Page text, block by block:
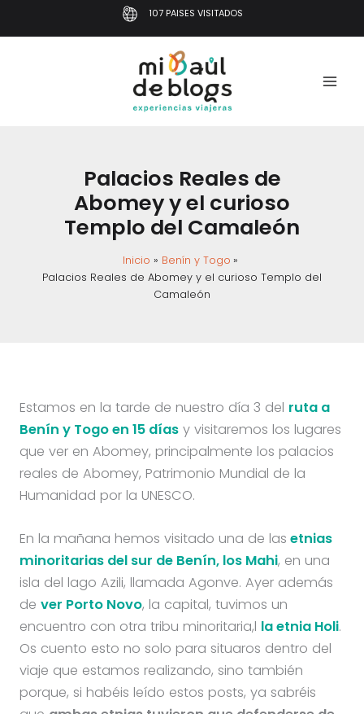
al
107 PAISES VISITADOS
Palacios Reales de
Abomey y el curioso
Templo del Camaleón
Inicio
Benín y Togo
Palacios Reales de Abomey y el curioso Templo del
Camaleón
Estamos en la tarde de nuestro día 3 del ruta a
Benín y Togo en 15 díasy visitaremos los lugares
que ver en Abomey, principalmente los palacios
reales de Abomey, Patrimonio Mundial de la
Humanidad por la UNESCO.
En la mañana hemos visitado una de las etnias
minoritarias del sur de Benín, los Mahi, en una
isla del lago Azili, llamada Agonve. Ayer además
de ver Porto Novo, la capital, tuvimos un
encuentro con otra tribu minoritaria,l la etnia Holi.
Os cuento esto no solo para situaros dentro del
viaje que estamos realizando, sino también
porque, si habéis leído estos posts, ya sabréis